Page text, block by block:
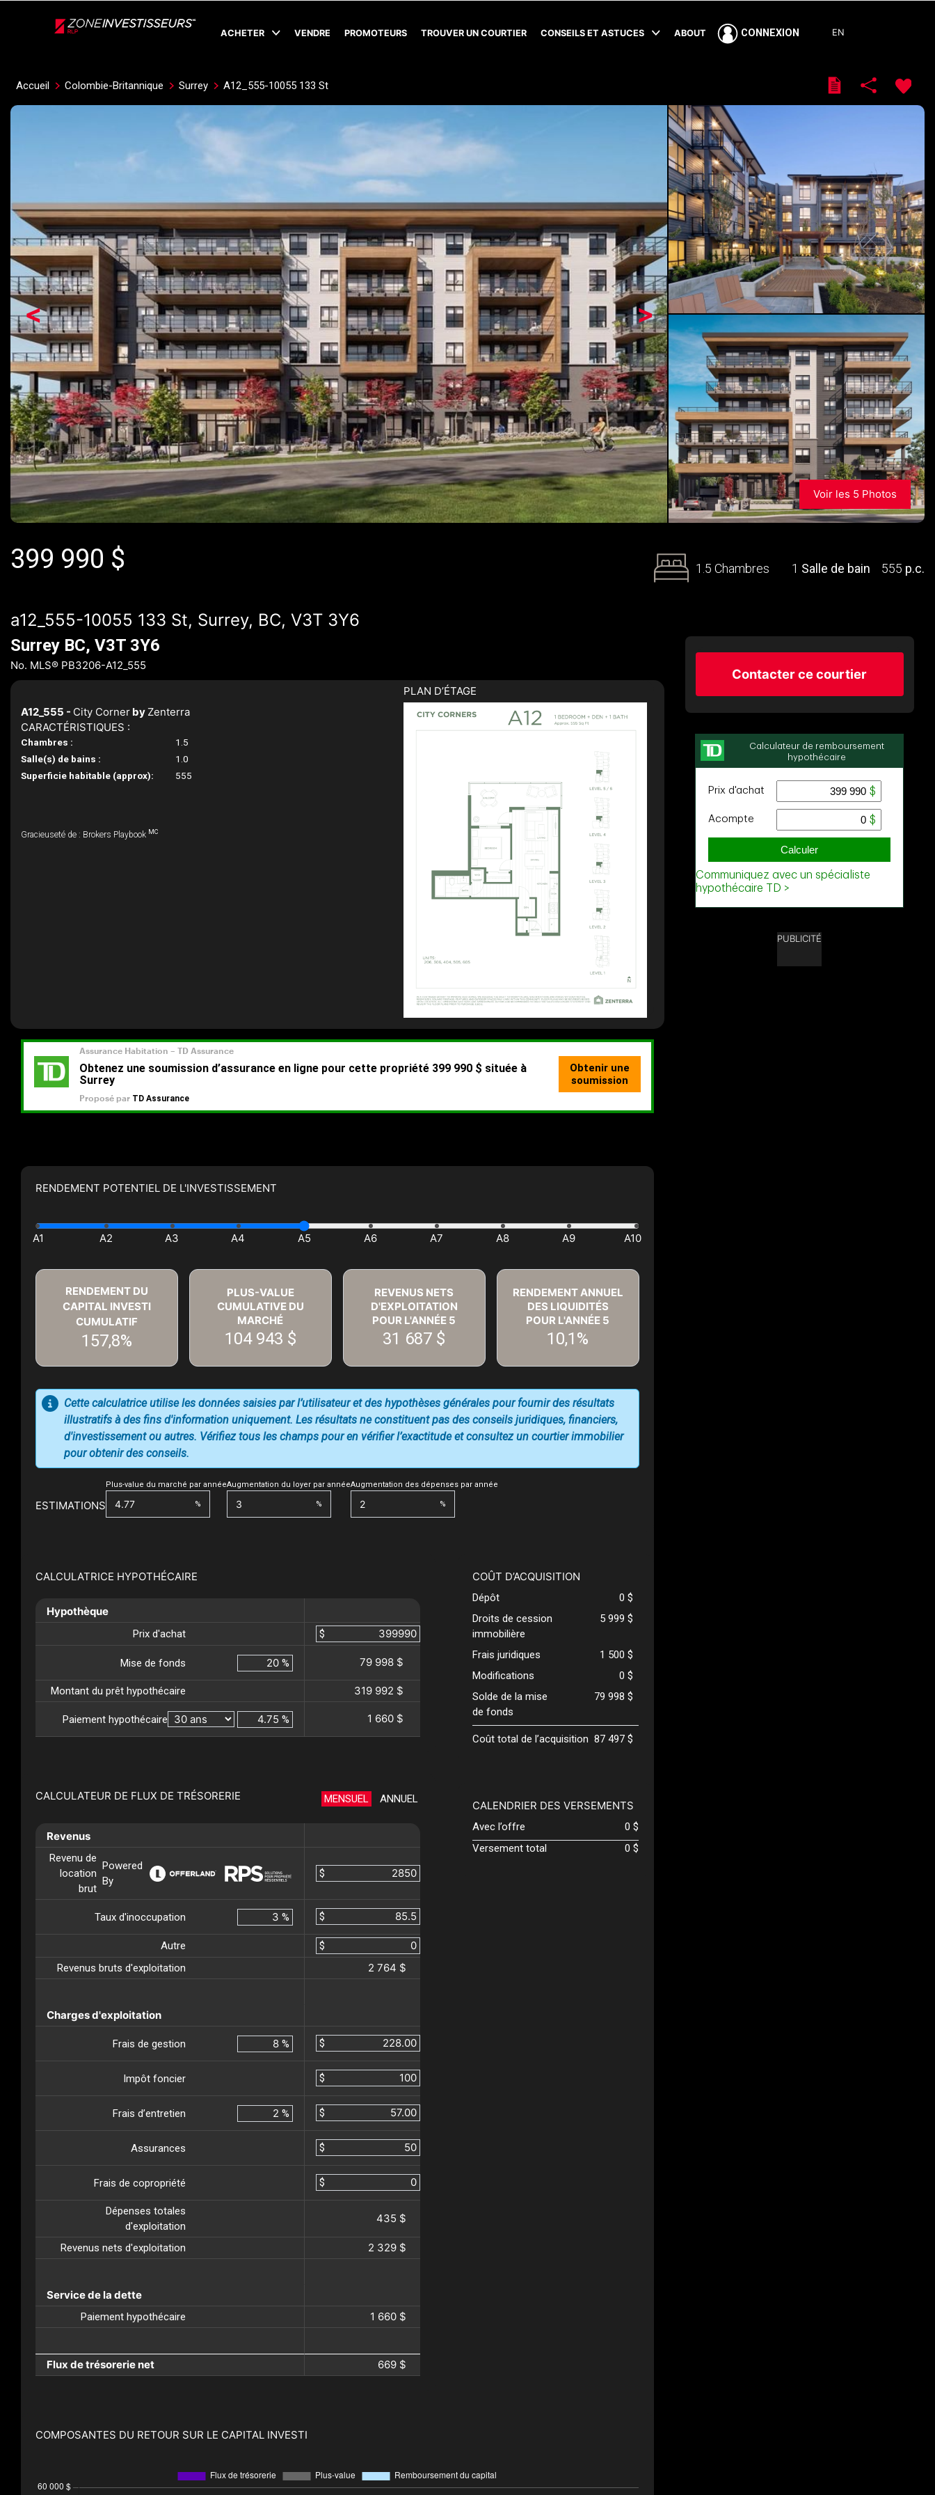
ACHETER VENDRE PROMOTEURS TROUVER UN COURTIER CONSEILS ET ASTUCES ABOUT CONNEXION EN
Accueil Colombie-Britannique Surrey A12_555-10055 133 St
>
<
Voir les 5 Photos
399 990 $ 1.5 Chambres 1 Salle de bain 555 p.c.
a12_555-10055 133 St, Surrey, BC, V3T 3Y6
Surrey BC, V3T 3Y6
No. MLS® PB3206-A12_555
A12_555 - City Corner by Zenterra
CARACTÉRISTIQUES :
Chambres :
1.5
Salle(s) de bains :
1.0
Superficie habitable (approx):
555
Gracieuseté de : Brokers Playbook MC
PLAN D’ÉTAGE
RENDEMENT POTENTIEL DE L'INVESTISSEMENT
RENDEMENT DU
CAPITAL INVESTI
CUMULATIF
157,8%
PLUS-VALUE
CUMULATIVE DU
MARCHÉ
104 943 $
REVENUS NETS
D'EXPLOITATION
POUR L'ANNÉE 5
31 687 $
RENDEMENT ANNUEL
DES LIQUIDITÉS
POUR L'ANNÉE 5
10,1%
ESTIMATIONS
Plus-value du marché par année
%
Augmentation du loyer par année
%
Augmentation des dépenses par année
%
Cette calculatrice utilise les données saisies par l’utilisateur et des hypothèses générales pour fournir des résultats
illustratifs à des fins d'information uniquement. Les résultats ne constituent pas des conseils juridiques, financiers,
d'investissement ou autres. Vérifiez tous les champs pour en vérifier l’exactitude et consultez un courtier immobilier
pour obtenir des conseils.
CALCULATRICE HYPOTHÉCAIRE
Hypothèque
Prix d'achat $
Mise de fonds % 79 998 $
Montant du prêt hypothécaire 319 992 $
Paiement hypothécaire % 1 660 $
CALCULATEUR DE FLUX DE TRÉSORERIE MENSUEL ANNUEL
Revenus
Revenu de
location
brut
Powered
By
$
Taux d'inoccupation % $
Autre
$
Revenus bruts d'exploitation
2 764 $
Charges d'exploitation
Frais de gestion % $
Impôt foncier $
Frais d’entretien % $
Assurances $
Frais de copropriété $
Dépenses totales
d'exploitation
435 $
Revenus nets d'exploitation 2 329 $
Service de la dette
Paiement hypothécaire 1 660 $
Flux de trésorerie net 669 $
COÛT D’ACQUISITION
Dépôt
0 $
Droits de cession
immobilière
5 999 $
Frais juridiques
1 500 $
Modifications
0 $
Solde de la mise
de fonds
79 998 $
Coût total de l’acquisition 87 497 $
CALENDRIER DES VERSEMENTS
Avec l’offre
0 $
Versement total
0 $
COMPOSANTES DU RETOUR SUR LE CAPITAL INVESTI
Contacter ce courtier
PUBLICITÉ